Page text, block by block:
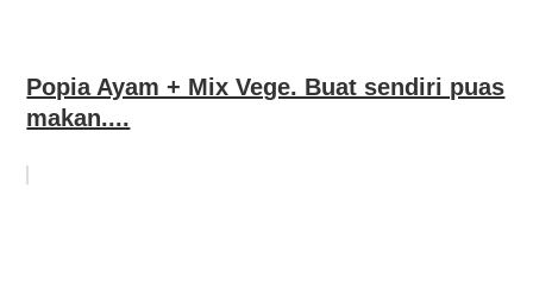
Popia Ayam + Mix Vege. Buat sendiri puas
makan....